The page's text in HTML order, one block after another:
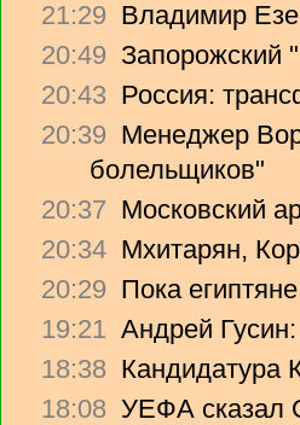
21:29 Владимир
20:49 Запорожский
20:43 Россия:
20:39 Менеджер
болельщиков"
20:37 Московский
20:34 Мхитарян,
20:29 Пока
19:21 Андрей
18:38 Кандидатура
18:08 УЕФА сказал